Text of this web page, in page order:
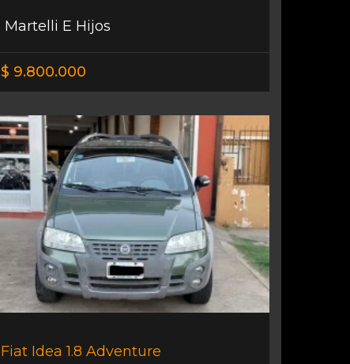
Martelli E Hijos
$ 9.800.000
Fiat Idea 1.8 Adventure